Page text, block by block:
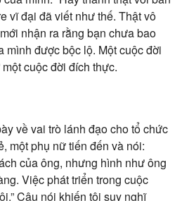
vĩ đại đã viết như thế. Thật vô
nhận ra rằng bạn chưa bao
mình được bộc lộ. Một cuộc đời
cuộc đời đích thực.
về vai trò lánh đạo cho tổ chức
một phụ nữ tiến đến và nói:
của ông, nhưng hình như ông
Việc phát triển trong cuộc
Câu nói khiến tôi suy nghĩ